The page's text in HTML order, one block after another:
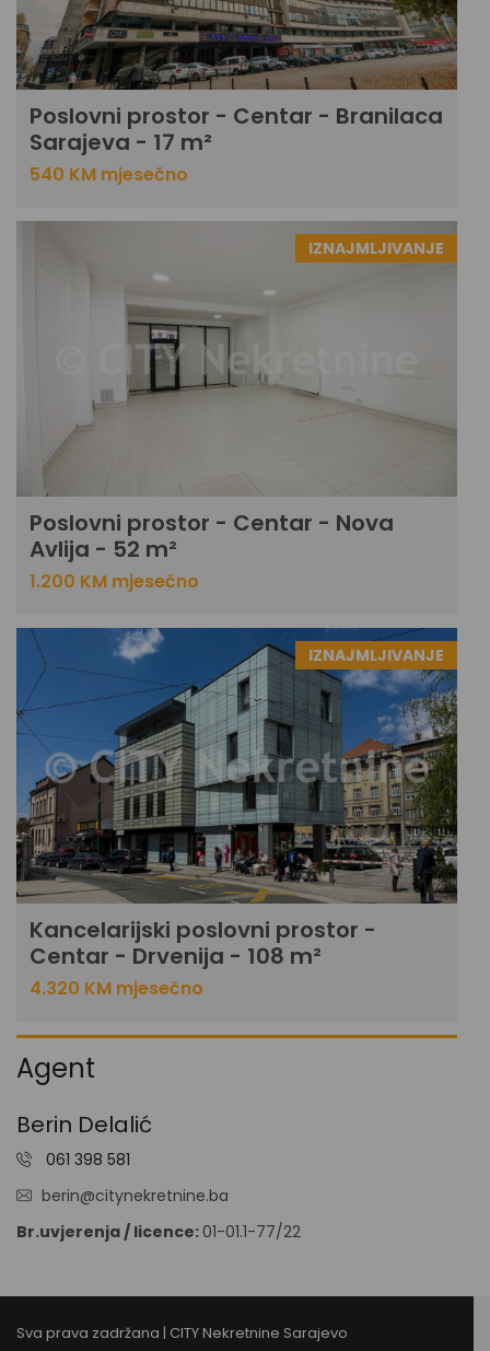
Poslovni prostor - Centar - Branilaca
Sarajeva - 17 m²
540 KM mjesečno
IZNAJMLJIVANJE
Poslovni prostor - Centar - Nova
Avlija - 52 m²
1.200 KM mjesečno
IZNAJMLJIVANJE
Kancelarijski poslovni prostor -
Centar - Drvenija - 108 m²
4.320 KM mjesečno
Agent
Berin Delalić
061 398 581
berin@citynekretnine.ba
Br.uvjerenja / licence:01-01.1-77/22
Sva prava zadržana | CITY Nekretnine Sarajevo